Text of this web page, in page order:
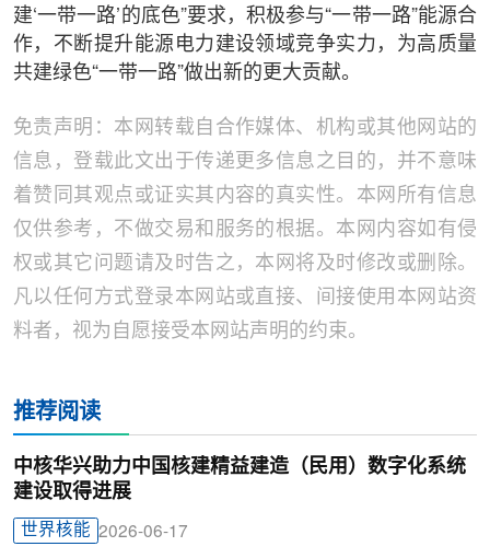
建‘一带一路’的底色”要求，积极参与“一带一路”能源合
作，不断提升能源电力建设领域竞争实力，为高质量
共建绿色“一带一路”做出新的更大贡献。
免责声明：本网转载自合作媒体、机构或其他网站的
信息，登载此文出于传递更多信息之目的，并不意味
着赞同其观点或证实其内容的真实性。本网所有信息
仅供参考，不做交易和服务的根据。本网内容如有侵
权或其它问题请及时告之，本网将及时修改或删除。
凡以任何方式登录本网站或直接、间接使用本网站资
料者，视为自愿接受本网站声明的约束。
推荐阅读
中核华兴助力中国核建精益建造（民用）数字化系统
建设取得进展
世界核能 2026-06-17